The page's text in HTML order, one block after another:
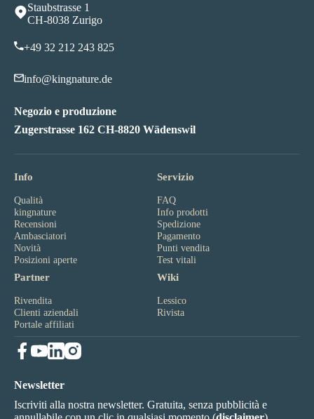
Staubstrasse 1
CH-8038 Zurigo
+49 32 212 243 825
info@kingnature.de
Negozio e produzione
Zugerstrasse 162 CH-8820 Wädenswil
Info
Qualità
kingnature
Recensioni
Ambasciatori
Novità
Posizioni aperte
Servizio
FAQ
Info prodotti
Spedizione
Pagamento
Punti vendita
Test vitali
Partner
Rivendita
Clienti aziendali
Portale affiliati
Wiki
Lessico
Rivista
Newsletter
Iscriviti alla nostra newsletter. Gratuita, senza pubblicità e